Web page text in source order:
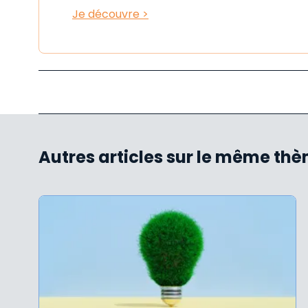
Je découvre >
Autres articles sur le même